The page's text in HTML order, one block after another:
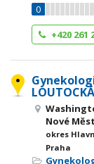
0
+420 261
LOUTOCKÁ
Nové
okres
Praha